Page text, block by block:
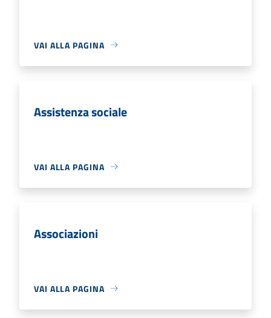
VAI ALLA PAGINA
Assistenza sociale
VAI ALLA PAGINA
Associazioni
VAI ALLA PAGINA